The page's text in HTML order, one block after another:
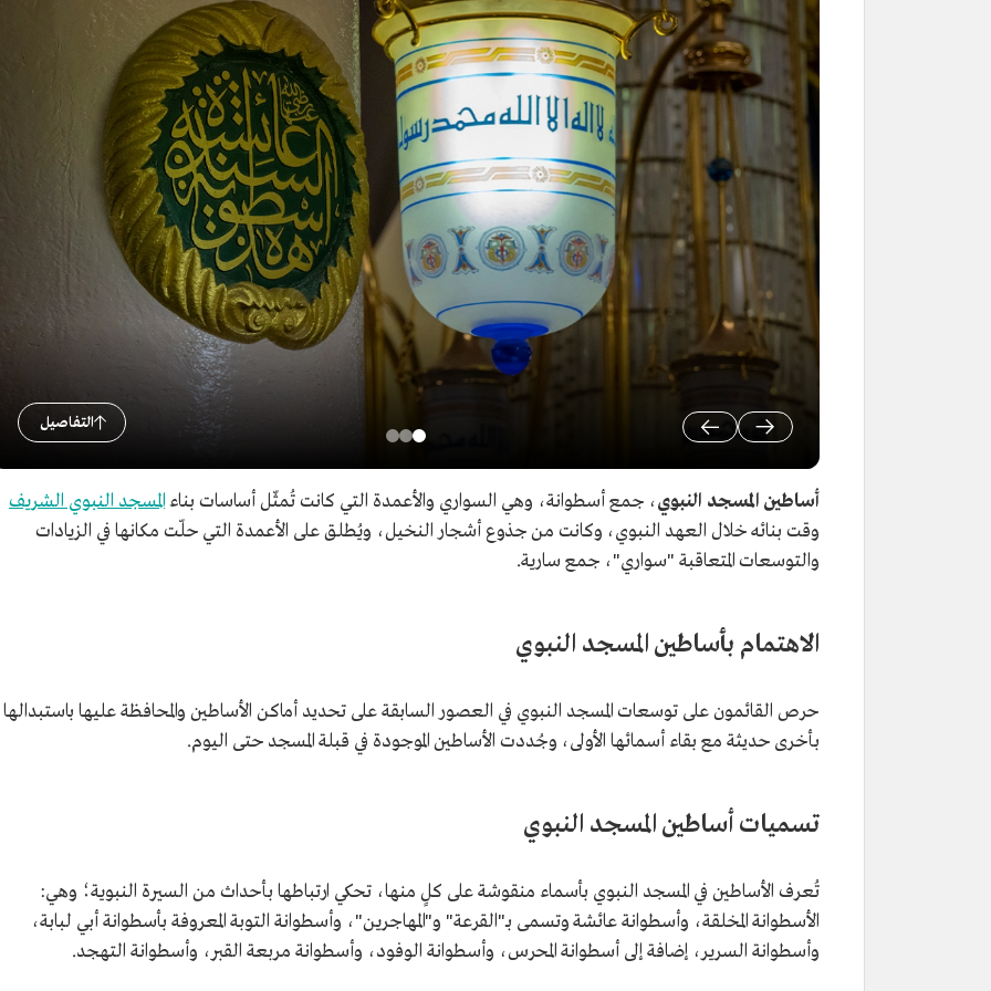
التفاصيل
أساطين المسجد النبوي، جمع أسطوانة، وهي السواري والأعمدة التي كانت تُمثّل أساسات بناءالمسجد النبوي الشريف
وقت بنائه خلال العهد النبوي، وكانت من جذوع أشجار النخيل، ويُطلق على الأعمدة التي حلّت مكانها في الزيادات
والتوسعات المتعاقبة "سواري"، جمع سارية.
الاهتمام بأساطين المسجد النبوي
حرص القائمون على توسعات المسجد النبوي في العصور السابقة على تحديد أماكن الأساطين والمحافظة عليها باستبدالها
بأخرى حديثة مع بقاء أسمائها الأولى، وجُددت الأساطين الموجودة في قبلة المسجد حتى اليوم.
تسميات أساطين المسجد النبوي
تُعرف الأساطين في المسجد النبوي بأسماء منقوشة على كلٍ منها، تحكي ارتباطها بأحداث من السيرة النبوية؛ وهي:
الأسطوانة المخلقة، وأسطوانة عائشة وتسمى بـ"القرعة" و"المهاجرين"، وأسطوانة التوبة المعروفة بأسطوانة أبي لبابة،
وأسطوانة السرير، إضافة إلى أسطوانة المحرس، وأسطوانة الوفود، وأسطوانة مربعة القبر، وأسطوانة التهجد.